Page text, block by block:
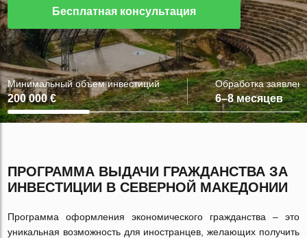
Минимальный объем инвестиций
200 000 €
Обработка
6–8 месяцев
Бесплатная консультация
ПРОГРАММА ВЫДАЧИ ГРАЖДАНСТВА ЗА
ИНВЕСТИЦИИ В СЕВЕРНОЙ МАКЕДОНИИ
Программа оформления экономического гражданства – это
уникальная возможность для иностранцев, желающих получить